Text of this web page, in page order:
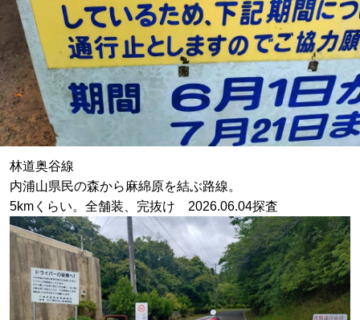
林道奥谷線
内浦山県民の森から麻綿原を結ぶ路線。
5kmくらい。全舗装、完抜け 2026.06.04探査